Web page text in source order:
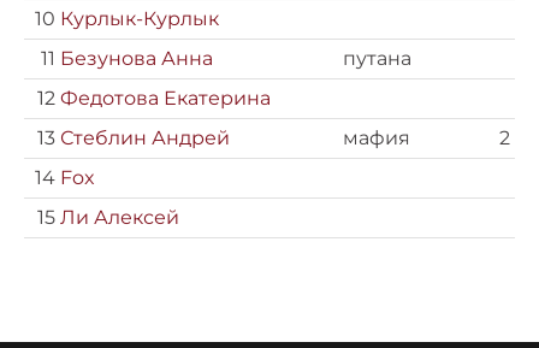
10 Курлык-Курлык
11 Безунова Анна
путана
12 Федотова Екатерина
13 Стеблин Андрей мафия
2
14 Fox
15 Ли Алексей